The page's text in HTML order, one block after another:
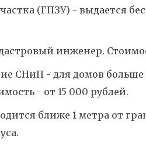
(ГПЗУ) - выдается
инженер.
СНиП - для домов больше
- от 15 000 рублей.
ближе 1 метра от